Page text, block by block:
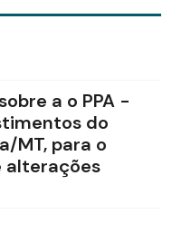
a o PPA -
do
MT, para o
alterações